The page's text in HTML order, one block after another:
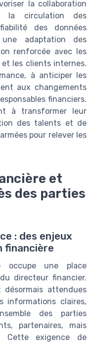
la collaboration
la circulation des
des données
adaptation des
renforcée avec les
les clients internes.
à anticiper les
aux changements
financiers.
à transformer leur
des talents et de
pour relever les
et
des parties
: des enjeux
financière
occupe une place
directeur financier.
désormais attendues
informations claires,
des parties
partenaires, mais
Cette exigence de